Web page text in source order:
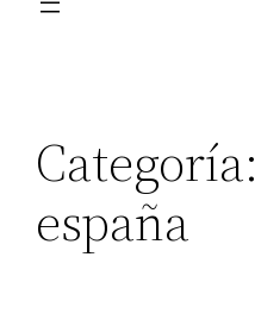
Categoría:
españa